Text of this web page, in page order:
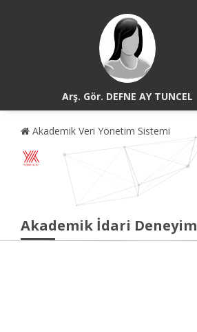
Arş. Gör. DEFNE AY TUNCEL
Akademik Veri Yönetim Sistemi
Akademik İdari Deneyim